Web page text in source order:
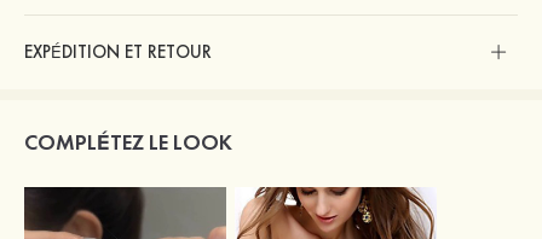
EXPÉDITION ET RETOUR
COMPLÉTEZ LE LOOK